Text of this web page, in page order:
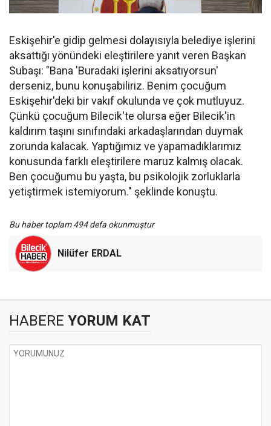
Eskişehir'e gidip gelmesi dolayısıyla belediye işlerini
aksattığı yönündeki eleştirilere yanıt veren Başkan
Subaşı: "Bana 'Buradaki işlerini aksatıyorsun'
derseniz, bunu konuşabiliriz. Benim çocuğum
Eskişehir'deki bir vakıf okulunda ve çok mutluyuz.
Çünkü çocuğum Bilecik'te olursa eğer Bilecik'in
kaldırım taşını sınıfındaki arkadaşlarından duymak
zorunda kalacak. Yaptığımız ve yapamadıklarımız
konusunda farklı eleştirilere maruz kalmış olacak.
Ben çocuğumu bu yaşta, bu psikolojik zorluklarla
yetiştirmek istemiyorum." şeklinde konuştu.
Bu haber toplam 494 defa okunmuştur
Nilüfer ERDAL
HABERE YORUM KAT